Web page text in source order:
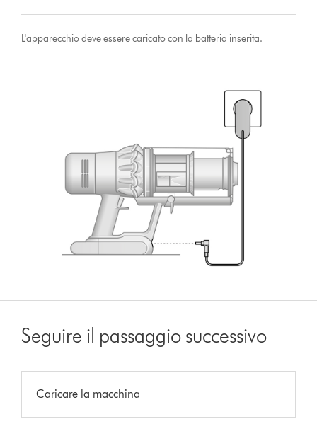
L'apparecchio deve essere caricato con la batteria inserita.
Seguire il passaggio successivo
Caricare la macchina